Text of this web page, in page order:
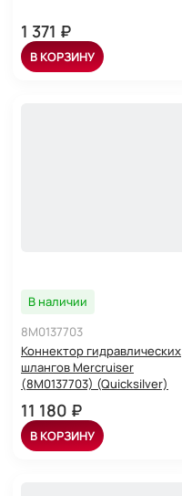
1 371 ₽
В КОРЗИНУ
В наличии
8M0137703
Коннектор гидравлических
шлангов Mercruiser
(8M0137703) (Quicksilver)
11 180 ₽
В КОРЗИНУ